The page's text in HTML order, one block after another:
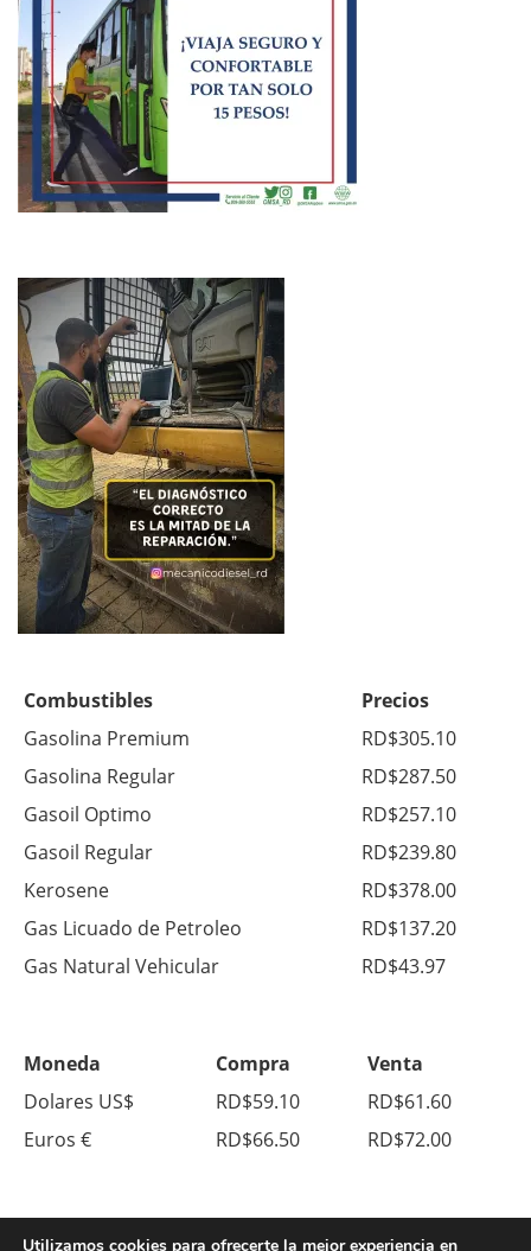
Combustibles
Precios
Gasolina Premium
RD$305.10
Gasolina Regular
RD$287.50
Gasoil Optimo
RD$257.10
Gasoil Regular
RD$239.80
Kerosene
RD$378.00
Gas Licuado de Petroleo
RD$137.20
Gas Natural Vehicular
RD$43.97
Moneda Compra
Venta
Dolares US$
RD$59.10
RD$61.60
Euros €
RD$66.50 RD$72.00
Utilizamos cookies para ofrecerte la mejor experiencia en